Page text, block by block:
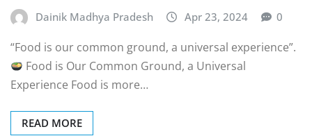
Dainik Madhya Pradesh Apr 23, 2024 0
“Food is our common ground, a universal experience”.
Food is Our Common Ground, a Universal
Experience Food is more…
READ MORE